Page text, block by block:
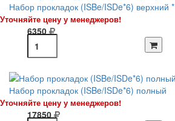
Набор прокладок (ISBe/ISDe*6) верхний *
Уточняйте цену у менеджеров!
6350
Набор прокладок (ISBe/ISDe*6) полный
Уточняйте цену у менеджеров!
17850